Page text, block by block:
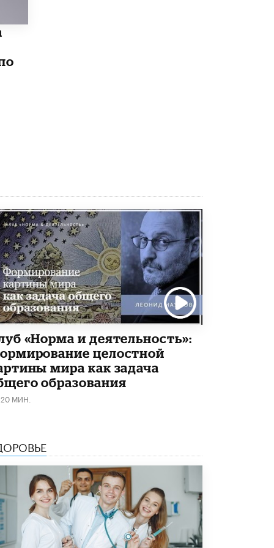
8 ИЮНЯ /АНОНС
«Сколково» и ГК «Просвещение»
анонсировали запуск акселератора
технологических решений для всех
уровней образования
8 ИЮНЯ /ЧТО ПРОИСХОДИТ?
Рособрнадзор ответил на жалобы
школьников на ошибки в ЕГЭ по
русскому
8 ИЮНЯ /ЕГЭ И ОГЭ
Школа «СКОЛКА» и Госкорпорация
«Росатом» подписали соглашение о
сотрудничестве
8 ИЮНЯ /ОБРАЗОВАТЕЛЬНАЯ ПОЛИТИКА
Минпросвещения просят добавить в
школьные учебники примеры женщин-
инженеров
5 ИЮНЯ /УЧЕБНИКИ
Уличенный в списывании школьник
вернул себе призовое место на
олимпиаде через суд
«Норма и деятельность»:
целостной
мира как задача
образования
МИН.